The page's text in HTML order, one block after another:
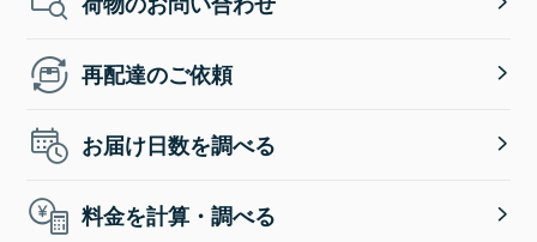
再配達のご依頼
お届け日数を調べる
料金を計算・調べる